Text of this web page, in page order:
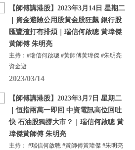
【師傅講港股】2023年3月14日 星期二
｜資金避險公用股黃金股狂飆 銀行股
匯豐渣打有排煩｜瑞信何啟聰 黃瑋傑
黃師傅 朱明亮
主持：#瑞信何啟聰 #黃師傅黃瑋傑 #朱明亮
資金避
2023/03/14
【師傅講港股】2023年3月7日 星期二
｜恒指兩萬一即回 中資電訊高位回吐
快 石油股獨撐大市？｜瑞信何啟聰 黃
瑋傑黃師傅 朱明亮
主持： #瑞信何啟聰 #黃師傅黃瑋傑 #朱明亮